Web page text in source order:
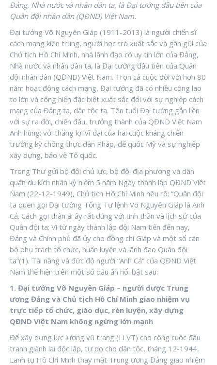
Đảng, Nhà nước và nhân dân ta, là Đại tướng đầu tiên của
Quân đội nhân dân (QĐND) Việt Nam.
Đại tướng Võ Nguyên Giáp (1911-2013) là người chiến sĩ
cách mạng kiên trung, người học trò xuất sắc và gần gũi của
Chủ tịch Hồ Chí Minh, nhà lãnh đạo có uy tín lớn của Đảng,
Nhà nước và nhân dân ta, là Đại tướng đầu tiên của Quân
đội nhân dân (QĐND) Việt Nam. Trọn cả cuộc đời với hơn 80
năm hoạt động cách mạng, Đại tướng đã có nhiều công lao
to lớn và cống hiến đặc biệt xuất sắc đối với sự nghiệp cách
mạng của Đảng ta, dân tộc ta. Tên tuổi Đại tướng gắn liền
với sự ra đời, chiến đấu, trưởng thành của QĐND Việt Nam
Anh hùng; với thắng lợi vĩ đại của hai cuộc kháng chiến
trường kỳ chống thực dân Pháp, đế quốc Mỹ và sự nghiệp
xây dựng, bảo vệ Tổ quốc.
Trong Thư gửi bộ đội chủ lực, bộ đội địa phương và dân
quân du kích nhân kỷ niệm 5 năm Ngày thành lập QĐND Việt
Nam (22-12-1949), Chủ tịch Hồ Chí Minh nêu rõ: “Quân đội
ta quen gọi Đại tướng Tổng Tư lệnh Võ Nguyên Giáp là Anh
Cả. Cách gọi thân ái ấy rất đúng với tinh thần và lịch sử của
Quân đội ta: Vì từ ngày thành lập đội Nam tiến đến nay,
Đảng và Chính phủ đã ủy cho đồng chí Giáp và một số cán
bộ phụ trách tổ chức, huấn luyện và lãnh đạo Quân đội
ta”(1). Tài năng và đức độ người “Anh Cả” của QĐND Việt
Nam thể hiện trên một số dấu ấn nổi bật sau:
1. Đại tướng Võ Nguyên Giáp – người được Trung
ương Đảng và Chủ tịch Hồ Chí Minh giao nhiệm vụ
trực tiếp tổ chức, giáo dục, rèn luyện, xây dựng
QĐND Việt Nam không ngừng lớn mạnh
Để xây dựng lực lượng vũ trang (LLVT) cho công cuộc đấu
tranh giành lại độc lập, tự do cho dân tộc, tháng 12-1944,
Lãnh tụ Hồ Chí Minh thay mặt Trung ương Đảng giao nhiệm